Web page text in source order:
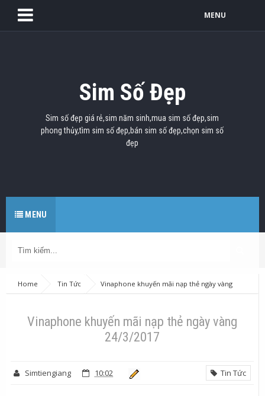
MENU
Sim Số Đẹp
Sim số đẹp giá rẻ,sim năm sinh,mua sim số đẹp,sim
phong thủy,tìm sim số đẹp,bán sim số đẹp,chọn sim số
đẹp
MENU
Home Tin Tức
Vinaphone khuyến mãi nạp thẻ ngày vàng
24/3/2017
Vinaphone khuyến mãi nạp thẻ ngày vàng
24/3/2017
Simtiengiang 10:02 Tin Tức